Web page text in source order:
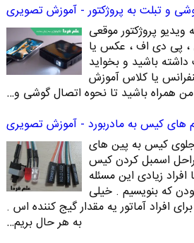
و تبلت به پروژکتور - آموزش تصویری
پروژکتور موقعی
، پی دی اف ، عکس یا
باشید و بخواید
یا کلاس آموزش
همراه باشید تا نحوه اتصال گوشی و…
های کیس به مادربورد - آموزش تصویری
کیس به پین های
اسمبل کردن کیس
زیادی این مسئله
که بنویسیم . خیلی
افراد آماتور یه مقدار گیج کننده اس .
به هر حال بریم…